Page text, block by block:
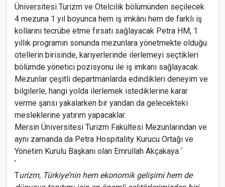
Üniversitesi Turizm ve Otelcilik bölümünden seçilecek
4 mezuna 1 yıl boyunca hem iş imkânı hem de farklı iş
kollarını tecrübe etme fırsatı sağlayacak Petra HM, 1
yıllık programın sonunda mezunlara yönetmekte olduğu
otellerin birisinde, kariyerlerinde ilerlemeyi seçtikleri
bölümde yönetici pozisyonu ile iş imkanı sağlayacak.
Mezunlar çeşitli departmanlarda edindikleri deneyim ve
bilgilerle, hangi yolda ilerlemek istediklerine karar
verme şansı yakalarken bir yandan da gelecekteki
mesleklerine yatırım yapacaklar.
Mersin Üniversitesi Turizm Fakültesi Mezunlarından ve
aynı zamanda da Petra Hospitality Kurucu Ortağı ve
Yönetim Kurulu Başkanı olan Emrullah Akçakaya ‘
’
Turizm, Türkiye’nin hem ekonomik gelişimi hem de